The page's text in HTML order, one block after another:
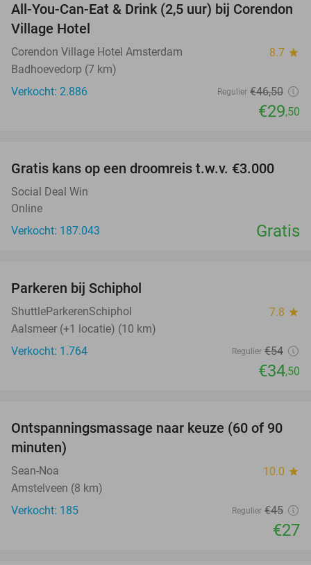
37%
All-You-Can-Eat & Drink (2,5 uur) bij Corendon
Village Hotel
Corendon Village Hotel Amsterdam 8.7 star
Badhoevedorp (7 km)
Verkocht: 2.886
Regulier €46,50
€29,50
Gratis kans op een droomreis t.w.v. €3.000
Social Deal Win
Online
Verkocht: 187.043
Gratis
Parkeren bij Schiphol
ShuttleParkerenSchiphol 7.8 star
Aalsmeer (+1 locatie) (10 km)
Verkocht: 1.764
Regulier €54
€34,50
40%
Ontspanningsmassage naar keuze (60 of 90
minuten)
Sean-Noa 10.0 star
Amstelveen (8 km)
Verkocht: 185
Regulier €45
€27